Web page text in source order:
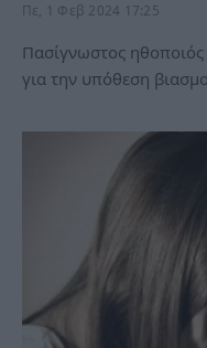
Πε, 1 Φεβ 2024 17:25
Πασίγνωστος ηθοποιός
για την υπόθεση